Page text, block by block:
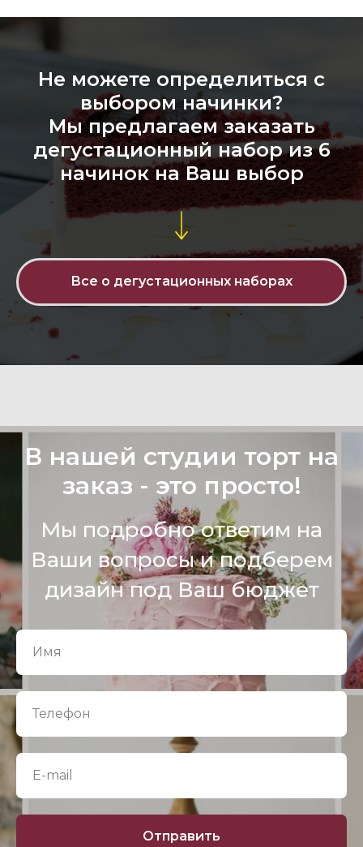
Не можете определиться с
выбором начинки?
Мы предлагаем заказать
дегустационный набор из 6
начинок на Ваш выбор
Все о дегустационных наборах
В нашей студии торт на
заказ - это просто!
Мы подробно ответим на
Ваши вопросы и подберем
дизайн под Ваш бюджет
Отправить